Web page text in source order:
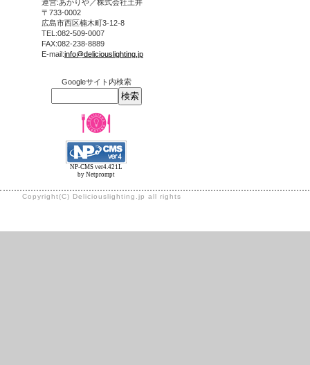
運営:あかりや／株式会社土井
〒733-0002
広島市西区楠木町3-12-8
TEL:082-509-0007
FAX:082-238-8889
E-mail:info@deliciouslighting.jp
Googleサイト内検索
NP-CMS ver4.421L
by Netprompt
Copyright(C) Deliciouslighting.jp all rights